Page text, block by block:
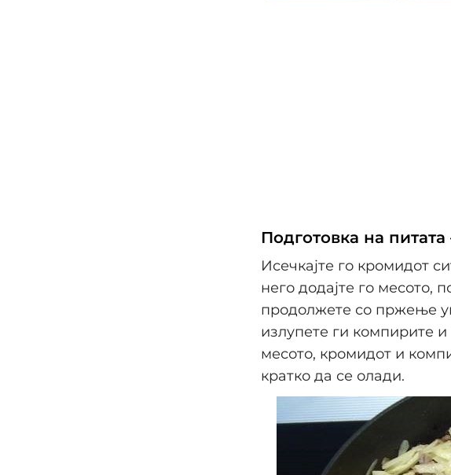
Подготовка на
Исечкајте го кромидот
него додајте го месото,
продолжете со пржење
излупете ги компирите
месото, кромидот и
кратко да се олади.